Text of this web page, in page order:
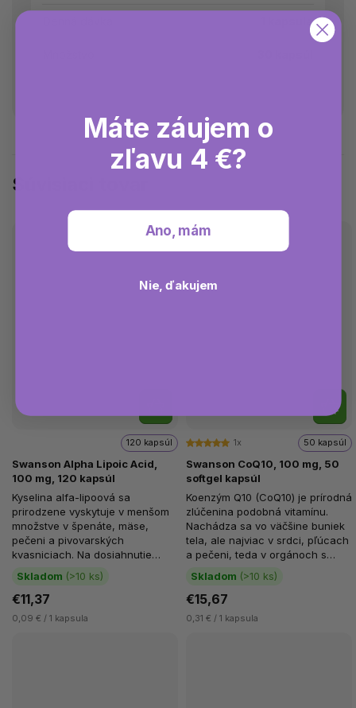
1 kapsula
Súvisiaci tovar
Swanson Alpha Lipoic Acid,
100 mg, 120 kapsúl
Skladom (>10 ks)
120 kapsúl
€11,37
0,09 € / 1 kapsula
Kyselina alfa-lipoová sa
prirodzene vyskytuje v menšom
množstve v špenáte, mäse,
pečeni a pivovarských
kvasniciach. Na dosiahnutie
účinkov sa užíva vo forme
výživových...
Swanson CoQ10, 100 mg, 50
softgel kapsúl
1x
Skladom (>10 ks)
50 kapsúl
€15,67
0,31 € / 1 kapsula
Koenzým Q10 (CoQ10) je prírodná
zlúčenina podobná vitamínu.
Nachádza sa vo väčšine buniek
tela, ale najviac v srdci, pľúcach
a pečeni, teda v orgánoch s
najvyššími...
Máte záujem o
zľavu 4 €?
Ano, mám
Nie, ďakujem